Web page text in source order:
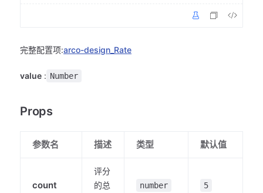
完整配置项:arco-design_Rate
value : Number
Props
参数名 描述 类型 默认值
count
评分
的总
number 5